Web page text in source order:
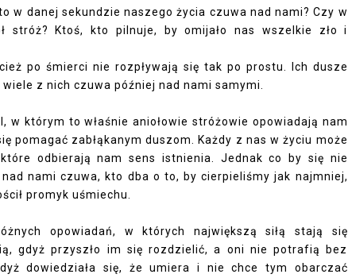
w danej sekundzie naszego życia czuwa nad nami? Czy w
stróż? Ktoś, kto pilnuje, by omijało nas wszelkie zło i
po śmierci nie rozpływają się tak po prostu. Ich dusze
z nich czuwa później nad nami samymi.
w którym to właśnie aniołowie stróżowie opowiadają nam
pomagać zabłąkanym duszom. Każdy z nas w życiu może
odbierają nam sens istnienia. Jednak co by się nie
nami czuwa, kto dba o to, by cierpieliśmy jak najmniej,
promyk uśmiechu.
opowiadań, w których największą siłą stają się
gdyż przyszło im się rozdzielić, a oni nie potrafią bez
dowiedziała się, że umiera i nie chce tym obarczać